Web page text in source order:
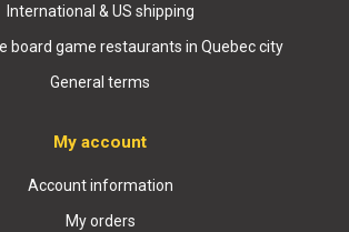
International & US shipping
board game restaurants in Quebec city
General terms
My account
Account information
My orders